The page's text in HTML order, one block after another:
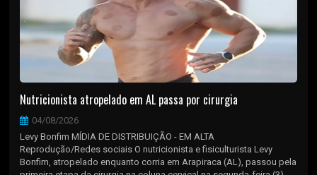
Nutricionista atropelado em AL passa por cirurgia
04/08/2026
Levy Bonfim MÍDIA DE DISTRIBUIÇÃO - EM ALTA
Reprodução/Redes sociais O nutricionista e fisiculturista Levy
Bonfim, atropelado enquanto corria em Arapiraca (AL), passou pela